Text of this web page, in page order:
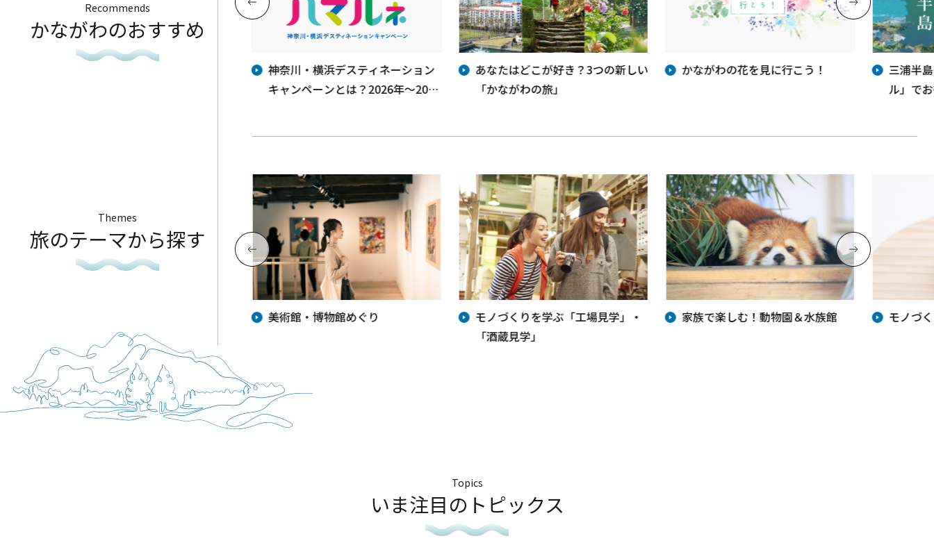
Recommends
かながわのおすすめ
神奈川・横浜デスティネーション
キャンペーンとは？2026年～2028
あなたはどこが好き？3つの新しい
「かながわの旅」
かながわの花を見に行こう！
三浦半
ル」で
Themes
旅のテーマから探す
美術館・博物館めぐり
モノづくりを学ぶ「工場見学」・
「酒蔵見学」
家族で楽しむ！動物園＆水族館 モノづ
Topics
いま注目のトピックス